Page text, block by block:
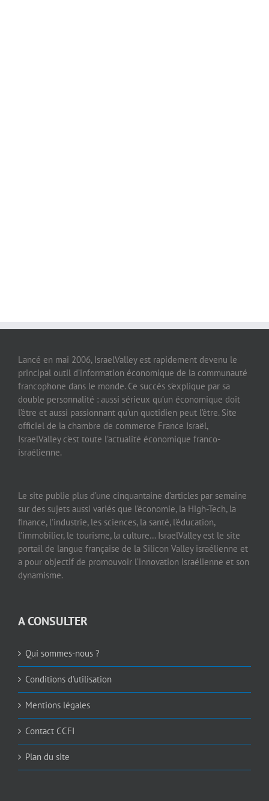
Lancé en mai 2006, IsraelValley est rapidement devenu le
principal outil d’information économique de la communauté
francophone dans le monde. Ce succès s’explique par sa
double personnalité : aussi sérieux qu’un économique doit
l’être et aussi passionnant qu’un quotidien peut l’être. Site
officiel de la chambre de commerce France Israël,
IsraelValley c’est toute l’actualité économique franco-
israélienne.
Le site publie plus d’une cinquantaine d’articles par semaine
sur des sujets aussi variés que l’économie, la High-Tech, la
finance, l’industrie, les sciences, la santé, l’éducation,
l’immobilier, le tourisme, la culture… IsraelValley est le site
portail de langue française de la Silicon Valley israélienne et
a pour objectif de promouvoir l’innovation israélienne et son
dynamisme.
A CONSULTER
Qui sommes-nous ?
Conditions d’utilisation
Mentions légales
Contact CCFI
Plan du site